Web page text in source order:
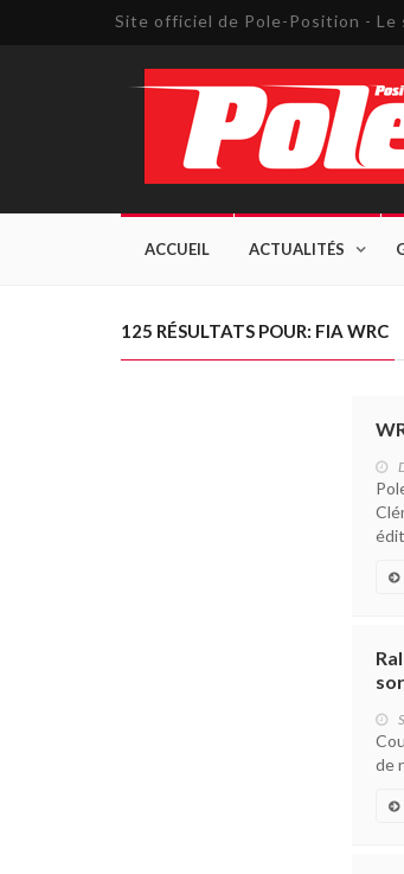
Site officiel de Pole-Position - Le
ACCUEIL ACTUALITÉS
125 RÉSULTATS POUR: FIA WRC
de